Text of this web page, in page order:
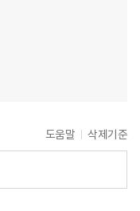
도움말 삭제기준